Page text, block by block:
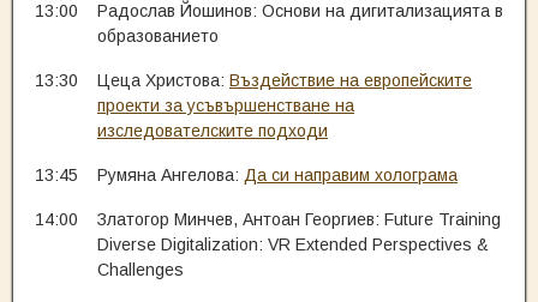
13:00
Радослав Йошинов: Основи на дигитализацията в
образованието
13:30 Цеца Христова: Въздействие на европейските
проекти за усъвършенстване на
изследователските подходи
13:45 Румяна Ангелова: Да си направим холограма
14:00
Златогор Минчев, Антоан Георгиев: Future Training
Diverse Digitalization: VR Extended Perspectives &
Challenges